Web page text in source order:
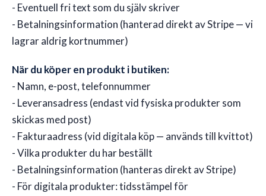
- Eventuell fri text som du själv skriver
- Betalningsinformation (hanterad direkt av Stripe — vi
lagrar aldrig kortnummer)
När du köper en produkt i butiken:
- Namn, e-post, telefonnummer
- Leveransadress (endast vid fysiska produkter som
skickas med post)
- Fakturaadress (vid digitala köp — används till kvittot)
- Vilka produkter du har beställt
- Betalningsinformation (hanteras direkt av Stripe)
- För digitala produkter: tidsstämpel för